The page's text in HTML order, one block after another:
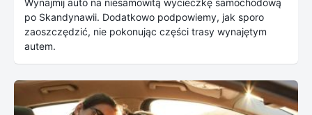
Wynajmij auto na niesamowitą wycieczkę samochodową
po Skandynawii. Dodatkowo podpowiemy, jak sporo
zaoszczędzić, nie pokonując części trasy wynajętym
autem.